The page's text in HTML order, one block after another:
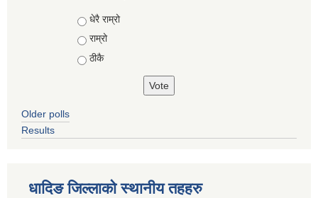
Choices
धेरै राम्रो
राम्रो
ठीकै
Older polls
Results
धादिङ जिल्लाकाे स्थानीय तहहरु